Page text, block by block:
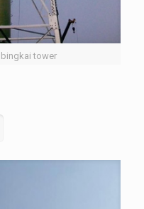
tower